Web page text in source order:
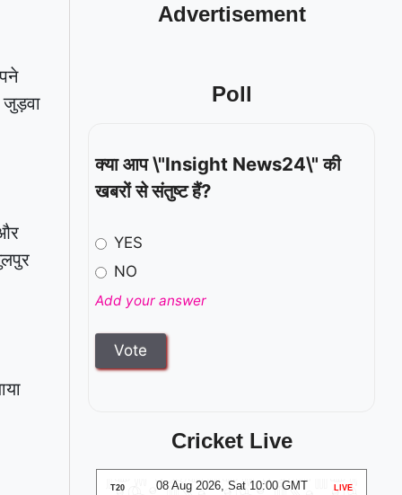
जुड़वा
Advertisement
Poll
क्या आप \"Insight News24\" की
खबरों से संतुष्ट हैं?
YES
NO
Add your answer
Cricket Live
08 Aug 2026, Sat 10:00 GMT
T20 LIVE